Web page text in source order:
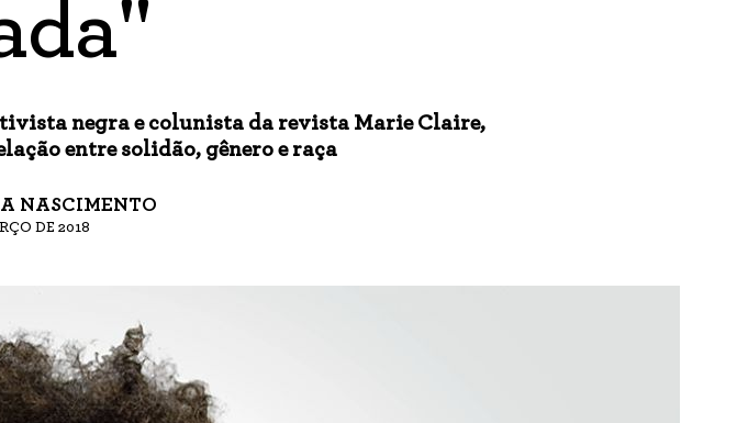
negra e colunista da revista Marie Claire,
entre solidão, gênero e raça
NASCIMENTO
DE 2018